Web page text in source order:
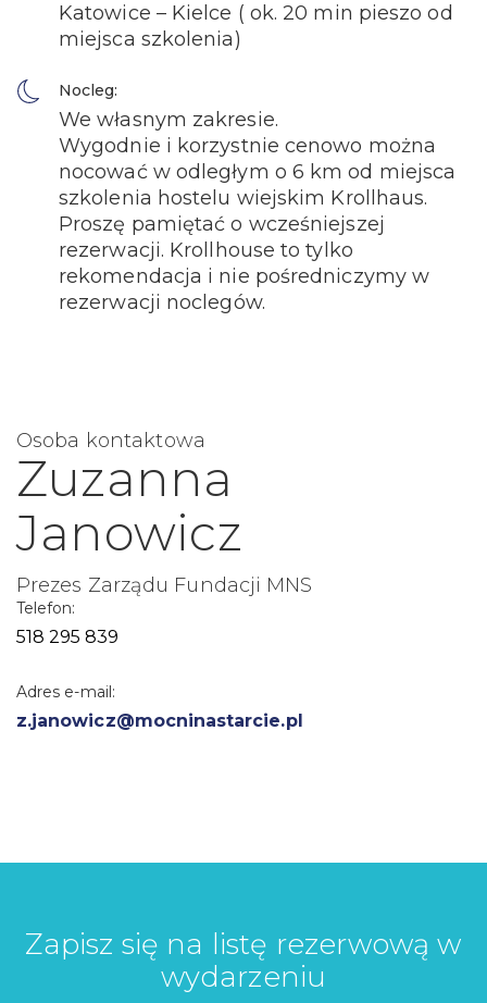
Katowice – Kielce ( ok. 20 min pieszo od
miejsca szkolenia)
Nocleg:
We własnym zakresie.
Wygodnie i korzystnie cenowo można
nocować w odległym o 6 km od miejsca
szkolenia hostelu wiejskim Krollhaus.
Proszę pamiętać o wcześniejszej
rezerwacji. Krollhouse to tylko
rekomendacja i nie pośredniczymy w
rezerwacji noclegów.
Osoba kontaktowa
Zuzanna
Janowicz
Prezes Zarządu Fundacji MNS
Telefon:
518 295 839
Adres e-mail:
z.janowicz@mocninastarcie.pl
Zapisz się na listę rezerwową w
wydarzeniu